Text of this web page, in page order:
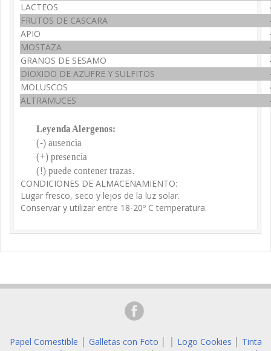
LACTEOS
FRUTOS DE CASCARA
APIO
MOSTAZA
GRANOS DE SESAMO
DIOXIDO DE AZUFRE Y SULFITOS
MOLUSCOS
ALTRAMUCES
Leyenda Alergenos:
(-) ausencia
(+) presencia
(!) puede contener trazas.
CONDICIONES DE ALMACENAMIENTO:
Lugar fresco, seco y lejos de la luz solar.
Conservar y utilizar entre 18-20º C temperatura.
Papel Comestible Galletas con Foto Logo Cookies
Tinta